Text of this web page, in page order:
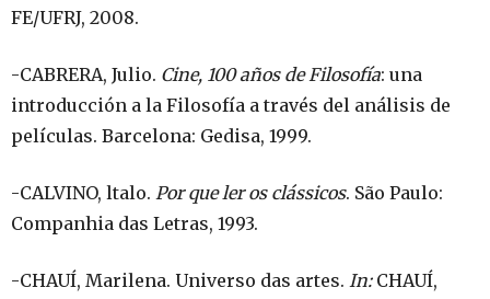
FE/UFRJ, 2008.
-CABRERA, Julio. Cine, 100 años de Filosofía: una
introducción a la Filosofía a través del análisis de
películas. Barcelona: Gedisa, 1999.
-CALVINO, ltalo. Por que ler os clássicos. São Paulo:
Companhia das Letras, 1993.
-CHAUÍ, Marilena. Universo das artes. In:CHAUÍ,